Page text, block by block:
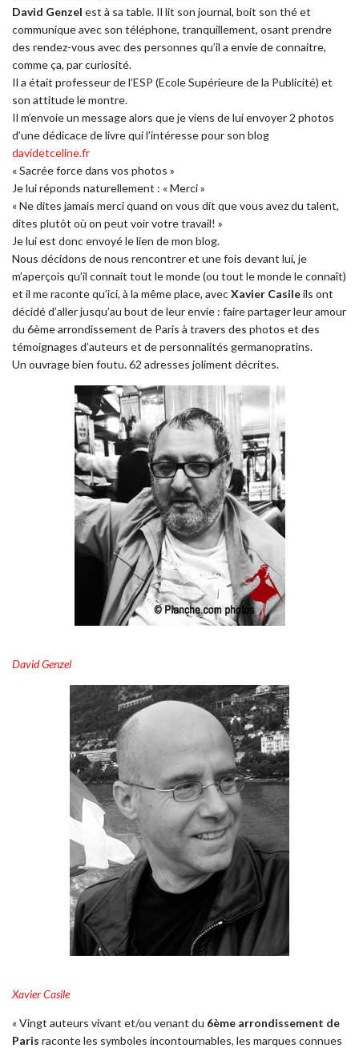
David Genzel est à sa table. Il lit son journal, boit son thé et
communique avec son téléphone, tranquillement, osant prendre
des rendez-vous avec des personnes qu’il a envie de connaitre,
comme ça, par curiosité.
Il a était professeur de l’ESP (Ecole Supérieure de la Publicité) et
son attitude le montre.
Il m’envoie un message alors que je viens de lui envoyer 2 photos
d’une dédicace de livre qui l’intéresse pour son blog
davidetceline.fr
« Sacrée force dans vos photos »
Je lui réponds naturellement : « Merci »
« Ne dites jamais merci quand on vous dit que vous avez du talent,
dites plutôt où on peut voir votre travail! »
Je lui est donc envoyé le lien de mon blog.
Nous décidons de nous rencontrer et une fois devant lui, je
m’aperçois qu’il connait tout le monde (ou tout le monde le connaît)
et il me raconte qu’ici, à la même place, avecXavier Casileils ont
décidé d’aller jusqu’au bout de leur envie : faire partager leur amour
du 6ème arrondissement de Paris à travers des photos et des
témoignages d’auteurs et de personnalités germanopratins.
Un ouvrage bien foutu. 62 adresses joliment décrites.
David Genzel
Xavier Casile
« Vingt auteurs vivant et/ou venant du 6ème arrondissement de
Paris raconte les symboles incontournables, les marques connues